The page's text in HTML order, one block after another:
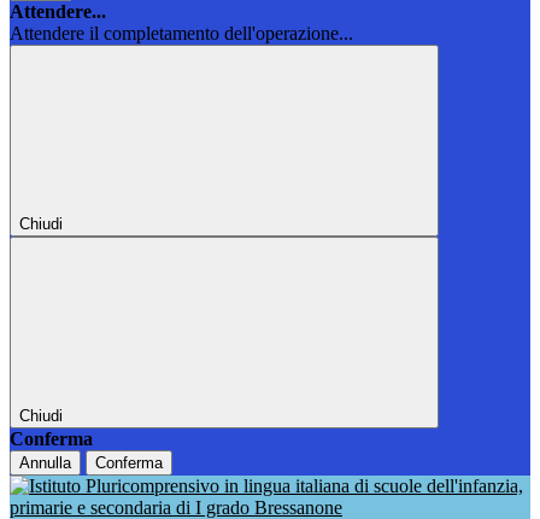
Attendere...
Attendere il completamento dell'operazione...
Chiudi
Chiudi
Conferma
Annulla Conferma